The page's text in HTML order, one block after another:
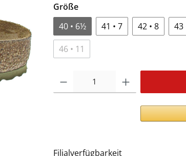
Größe
40 • 6½
41 • 7 42 • 8 43
46 • 11
Filialverfügbarkeit